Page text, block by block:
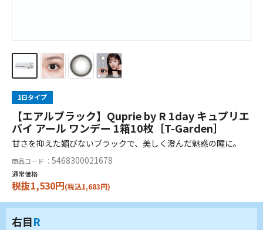
1日タイプ
【エアルブラック】Quprie by R 1day キュプリエ
バイ アール ワンデー 1箱10枚［T-Garden］
甘さを抑えた媚びないブラックで、美しく澄んだ魅惑の瞳に。
商品コード ： 5468300021678
通常価格
税抜1,530円(税込1,683円)
右目R